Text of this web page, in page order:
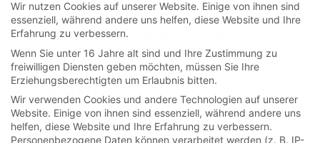
movies
Yes Minister / Yes
Prime Minister (TV
Serie)
An Politik und Regierung hat sich nichts
Wir nutzen Cookies auf unserer Website. Einige von ihnen sind
essenziell, während andere uns helfen, diese Website und Ihre
Erfahrung zu verbessern.
Wenn Sie unter 16 Jahre alt sind und Ihre Zustimmung zu
freiwilligen Diensten geben möchten, müssen Sie Ihre
Erziehungsberechtigten um Erlaubnis bitten.
Wir verwenden Cookies und andere Technologien auf unserer
Website. Einige von ihnen sind essenziell, während andere uns
helfen, diese Website und Ihre Erfahrung zu verbessern.
Personenbezogene Daten können verarbeitet werden (z. B. IP-